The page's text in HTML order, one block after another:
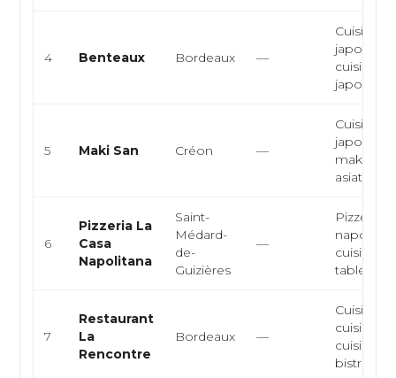
4 Benteaux Bordeaux —
Cuisine
cuisine
japonais
5 Maki San Créon —
Cuisine
maki,
asiatique,
6
Pizzeria La
Casa
Napolitana
Saint-
Médard-
de-
Guizières
—
Pizzeria
cuisine
table
7
Restaurant
La
Rencontre
Bordeaux —
Cuisine
cuisine
cuisine